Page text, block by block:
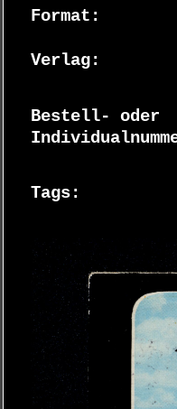
Format
Verlag
Bestell- oder
Tags